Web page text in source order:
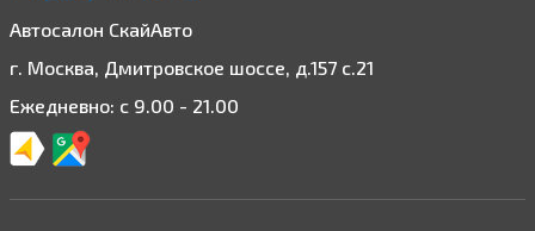
Автосалон СкайАвто
г. Москва, Дмитровское шоссе, д.157 с.21
Ежедневно: с 9.00 - 21.00